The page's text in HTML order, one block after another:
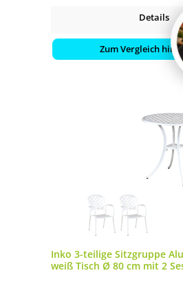
Details
Zum Vergleich
Inko 3-teilige Sitzgruppe
weiß Tisch Ø 80 cm mit 2